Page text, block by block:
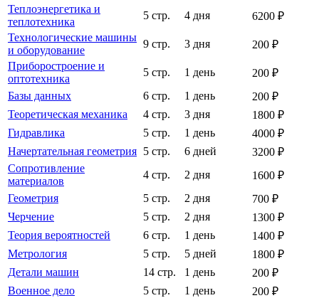
Теплоэнергетика и
теплотехника
5 стр. 4 дня
6200 ₽
Технологические машины
и оборудование
9 стр. 3 дня
200 ₽
Приборостроение и
оптотехника
5 стр. 1 день
200 ₽
Базы данных
6 стр. 1 день
200 ₽
Теоретическая механика
4 стр. 3 дня
1800 ₽
Гидравлика
5 стр. 1 день
4000 ₽
Начертательная геометрия 5 стр. 6 дней
3200 ₽
Сопротивление
материалов
4 стр. 2 дня
1600 ₽
Геометрия
5 стр. 2 дня
700 ₽
Черчение
5 стр. 2 дня
1300 ₽
Теория вероятностей
6 стр. 1 день
1400 ₽
Метрология
5 стр. 5 дней
1800 ₽
Детали машин
14 стр. 1 день
200 ₽
Военное дело
5 стр. 1 день
200 ₽